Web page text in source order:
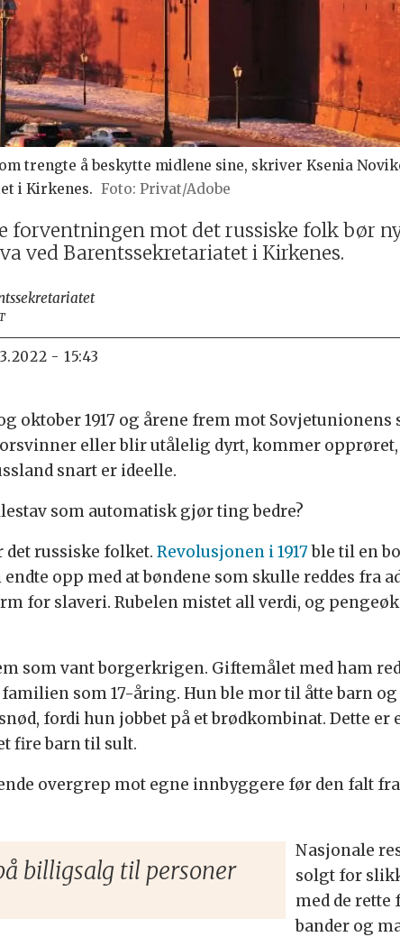
trengte å beskytte midlene sine, skriver Ksenia
i Kirkenes.
Privat/Adobe
forventningen mot det russiske folk bør
ved Barentssekretariatet i Kirkenes.
- 15:43
oktober 1917 og årene frem mot Sovjetunionens
eller blir utålelig dyrt, kommer
snart er ideelle.
som automatisk gjør ting bedre?
det russiske folket.Revolusjonen i 1917ble til en
opp med at bøndene som skulle reddes fra
for slaveri. Rubelen mistet all verdi, og
som vant borgerkrigen. Giftemålet med ham
som 17-åring. Hun ble mor til åtte barn
fordi hun jobbet på et brødkombinat. Dette er
fire barn til sult.
overgrep mot egne innbyggere før den falt fra
billigsalg til personer
Nasjonale
solgt for
med de
bander og